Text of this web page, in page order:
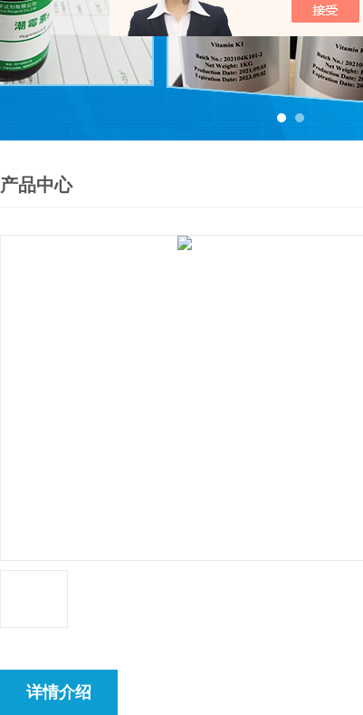
产品中心
详情介绍